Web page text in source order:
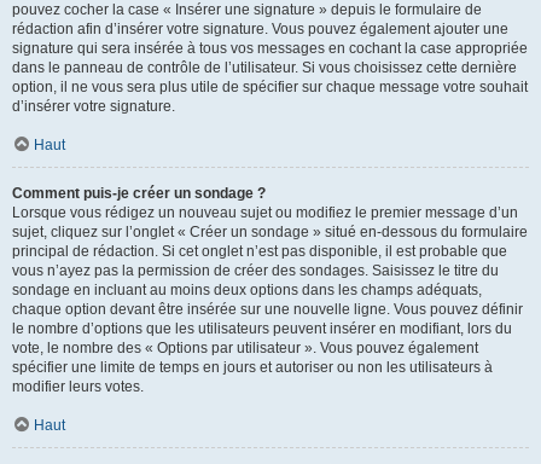
pouvez cocher la case « Insérer une signature » depuis le formulaire de
rédaction afin d’insérer votre signature. Vous pouvez également ajouter une
signature qui sera insérée à tous vos messages en cochant la case appropriée
dans le panneau de contrôle de l’utilisateur. Si vous choisissez cette dernière
option, il ne vous sera plus utile de spécifier sur chaque message votre souhait
d’insérer votre signature.
Haut
Comment puis-je créer un sondage ?
Lorsque vous rédigez un nouveau sujet ou modifiez le premier message d’un
sujet, cliquez sur l’onglet « Créer un sondage » situé en-dessous du formulaire
principal de rédaction. Si cet onglet n’est pas disponible, il est probable que
vous n’ayez pas la permission de créer des sondages. Saisissez le titre du
sondage en incluant au moins deux options dans les champs adéquats,
chaque option devant être insérée sur une nouvelle ligne. Vous pouvez définir
le nombre d’options que les utilisateurs peuvent insérer en modifiant, lors du
vote, le nombre des « Options par utilisateur ». Vous pouvez également
spécifier une limite de temps en jours et autoriser ou non les utilisateurs à
modifier leurs votes.
Haut